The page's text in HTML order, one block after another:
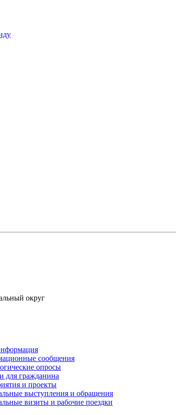
округ
сообщения
опросы
для гражданина
и проекты
выступления и обращения
визиты и рабочие поездки